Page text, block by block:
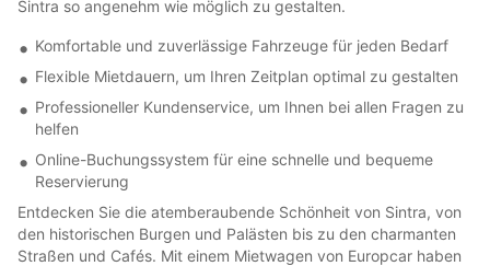
Sintra so angenehm wie möglich zu gestalten.
Komfortable und zuverlässige Fahrzeuge für jeden Bedarf
Flexible Mietdauern, um Ihren Zeitplan optimal zu gestalten
Professioneller Kundenservice, um Ihnen bei allen Fragen zu
helfen
Online-Buchungssystem für eine schnelle und bequeme
Reservierung
Entdecken Sie die atemberaubende Schönheit von Sintra, von
den historischen Burgen und Palästen bis zu den charmanten
Straßen und Cafés. Mit einem Mietwagen von Europcar haben